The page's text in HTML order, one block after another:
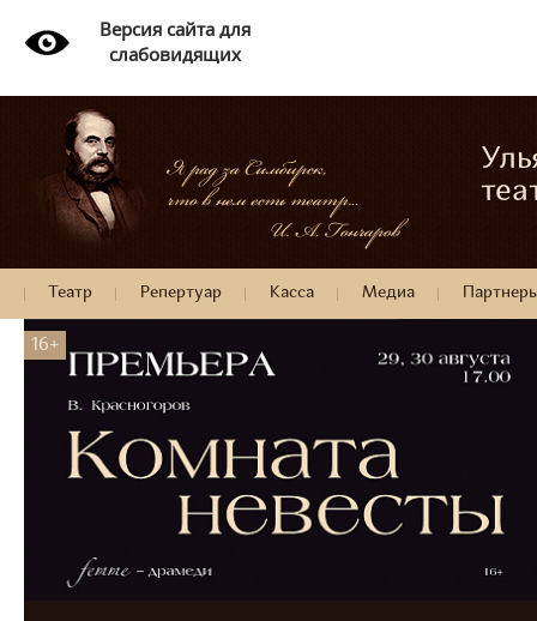
Версия сайта для
слабовидящих
Театр Репертуар Касса Медиа
16+